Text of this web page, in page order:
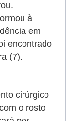
à
em
encontrado
(7),
cirúrgico
o rosto